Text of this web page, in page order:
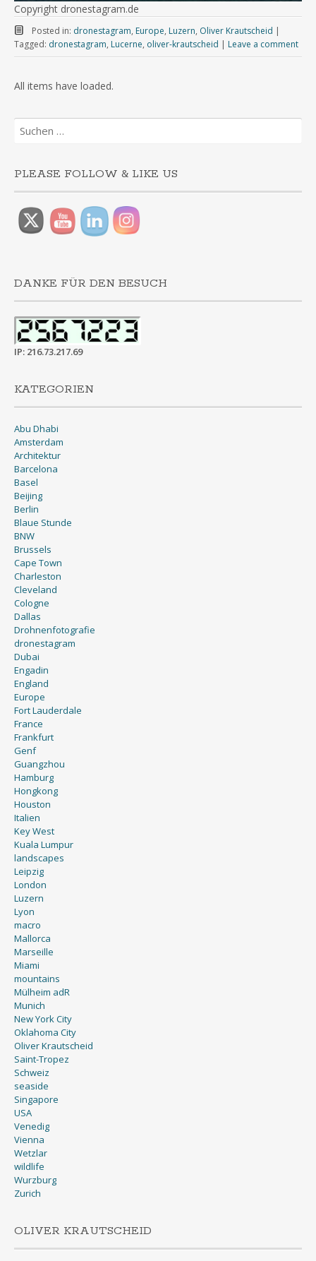
Copyright dronestagram.de
Posted in: dronestagram, Europe, Luzern, Oliver Krautscheid |
Tagged: dronestagram, Lucerne, oliver-krautscheid | Leave a comment
nach:
IP: 216.73.217.69
Amsterdam
Architektur
Barcelona
Basel
Beijing
Berlin
Blaue Stunde
BNW
Brussels
Cape Town
Charleston
Cleveland
Cologne
Dallas
Drohnenfotografie
dronestagram
Dubai
Engadin
England
Europe
Fort Lauderdale
France
Frankfurt
Genf
Guangzhou
Hamburg
Hongkong
Houston
Italien
Key West
Kuala Lumpur
landscapes
Leipzig
London
Luzern
Lyon
macro
Mallorca
Marseille
Miami
mountains
Mülheim adR
Munich
New York City
Oklahoma City
Oliver Krautscheid
Saint-Tropez
Schweiz
seaside
Singapore
USA
Venedig
Vienna
Wetzlar
wildlife
Wurzburg
Zurich